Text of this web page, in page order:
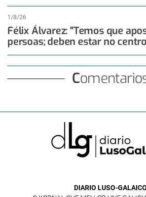
1/8/26
Félix Álvarez: "Temos que
persoas; deben estar no
DIARIO LUSO-GALAICO